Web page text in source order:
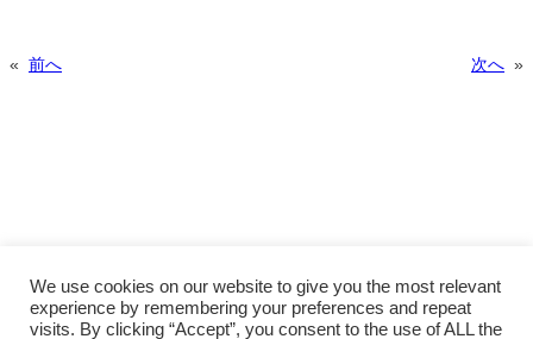
« 前へ 次へ »
We use cookies on our website to give you the most relevant
experience by remembering your preferences and repeat
visits. By clicking “Accept”, you consent to the use of ALL the